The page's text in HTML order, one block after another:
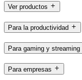
Ver productos
Para la productividad
Para gaming y streaming
Para empresas